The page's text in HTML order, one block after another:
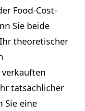
Food-Cost-
Sie beide
theoretischer
tatsächlicher
Sie eine